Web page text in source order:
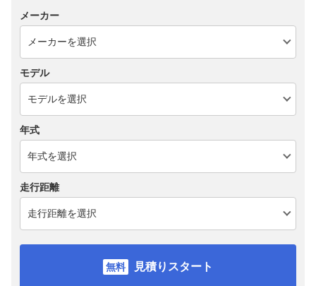
メーカー
モデル
年式
走行距離
見積りスタート